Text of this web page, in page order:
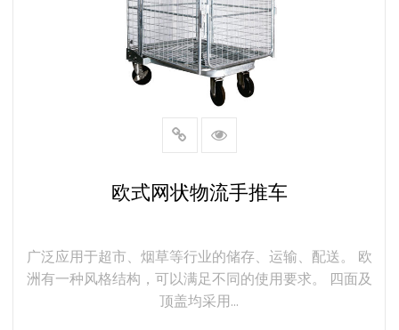
欧式网状物流手推车
广泛应用于超市、烟草等行业的储存、运输、配送。 欧
洲有一种风格结构，可以满足不同的使用要求。 四面及
顶盖均采用...